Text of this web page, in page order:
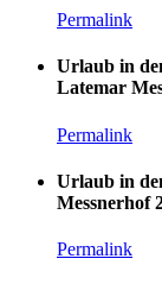
Permalink
Urlaub in
Latemar
Permalink
Urlaub in
Messnerhof
Permalink